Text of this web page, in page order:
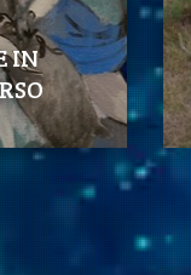
IN